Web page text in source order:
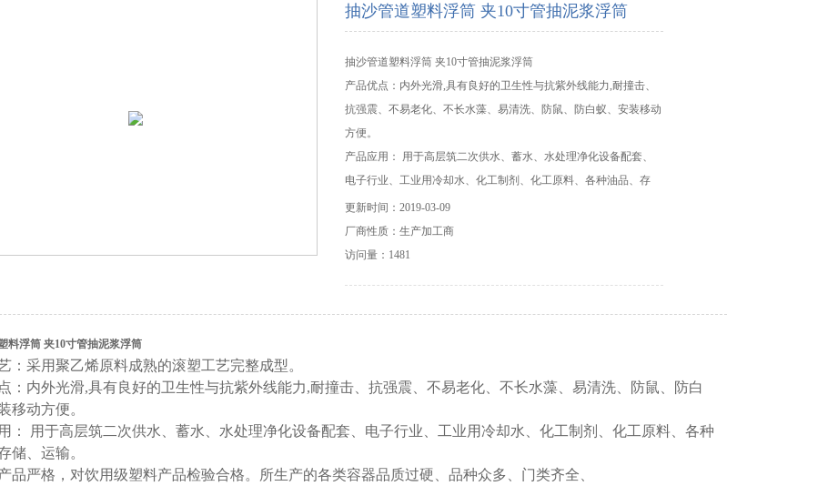
抽沙管道塑料浮筒 夹10寸管抽泥浆浮筒
抽沙管道塑料浮筒 夹10寸管抽泥浆浮筒
产品优点：内外光滑,具有良好的卫生性与抗紫外线能力,耐撞击、
抗强震、不易老化、不长水藻、易清洗、防鼠、防白蚁、安装移动
方便。
产品应用： 用于高层筑二次供水、蓄水、水处理净化设备配套、
电子行业、工业用冷却水、化工制剂、化工原料、各种油品、存
储、运输
更新时间：2019-03-09
厂商性质：生产加工商
访问量：1481
料浮筒 夹10寸管抽泥浆浮筒
：采用聚乙烯原料成熟的滚塑工艺完整成型。
：内外光滑,具有良好的卫生性与抗紫外线能力,耐撞击、抗强震、不易老化、不长水藻、易清洗、防鼠、防白
移动方便。
： 用于高层筑二次供水、蓄水、水处理净化设备配套、电子行业、工业用冷却水、化工制剂、化工原料、各种
储、运输。
品严格，对饮用级塑料产品检验合格。所生产的各类容器品质过硬、品种众多、门类齐全、